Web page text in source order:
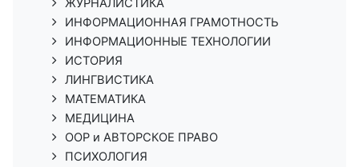
ЖУРНАЛИСТИКА
ИНФОРМАЦИОННАЯ ГРАМОТНОСТЬ
ИНФОРМАЦИОННЫЕ ТЕХНОЛОГИИ
ИСТОРИЯ
ЛИНГВИСТИКА
МАТЕМАТИКА
МЕДИЦИНА
ООР и АВТОРСКОЕ ПРАВО
ПСИХОЛОГИЯ